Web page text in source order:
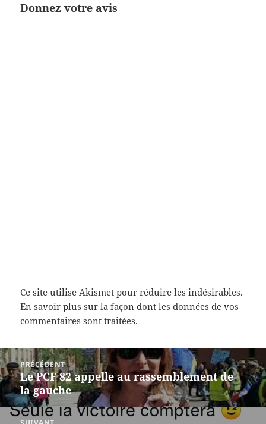
Donnez votre avis
Ce site utilise Akismet pour réduire les indésirables.
En savoir plus sur la façon dont les données de vos
commentaires sont traitées.
Navigation
de
l’article
PRÉCÉDENT
Article
précédent :
Le PCF 82 appelle au rassemblement de
la gauche